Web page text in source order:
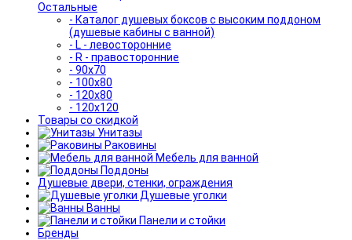
Остальные
- Каталог душевых боксов с высоким поддоном
(душевые кабины с ванной)
- L - левосторонние
- R - правосторонние
- 90x70
- 100x80
- 120x80
- 120x120
Товары со скидкой
Унитазы
Раковины
Мебель для ванной
Поддоны
Душевые двери, стенки, ограждения
Душевые уголки
Ванны
Панели и стойки
Бренды